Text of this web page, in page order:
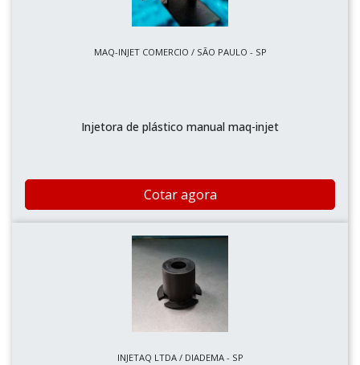
MAQ-INJET COMERCIO / SÃO PAULO - SP
Injetora de plástico manual maq-injet
Cotar agora
INJETAQ LTDA / DIADEMA - SP